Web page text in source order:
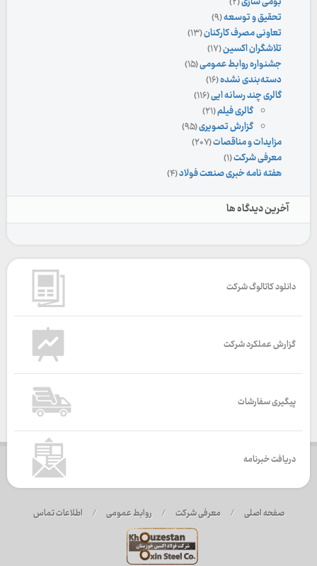
تحقیق و توسعه(۹)
تعاونی مصرف کارکنان(۱۳)
تلاشگران اکسین(۱۷)
جشنواره روابط عمومی(۱۵)
دسته‌بندی نشده(۱۶)
گالری چند رسانه ایی(۱۱۶)
گالری فیلم(۲۱)
گزارش تصویری(۹۵)
مزایدات و مناقصات(۲۰۷)
معرفی شرکت(۱)
هفته نامه خبری صنعت فولاد(۴)
آخرین دیدگاه ها
دانلود کاتالوگ شرکت
گزارش عملکرد شرکت
پیگیری سفارشات
دریافت خبرنامه
صفحه اصلی / معرفی شرکت / روابط عمومی / اطلاعات تماس